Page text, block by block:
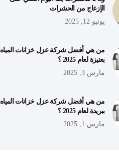
الإزعاج من الحشرات
يونيو 12, 2025
من هي أفضل شركة عزل خزانات المياه
بعنيزة لعام 2025 ؟
مارس 3, 2025
من هي أفضل شركة عزل خزانات المياه
ببريدة لعام 2025 ؟
مارس 1, 2025